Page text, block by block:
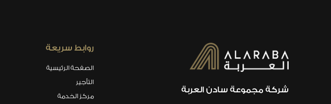
شركة مجموعة سادن العربة
روابط سريعة
الصفحة الرئيسية
التأجير
مركز الخدمة